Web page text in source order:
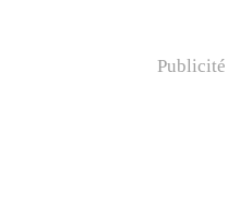
Publicité